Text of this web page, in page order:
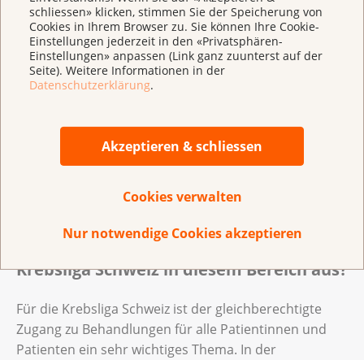
schliessen» klicken, stimmen Sie der Speicherung von
Cookies in Ihrem Browser zu. Sie können Ihre Cookie-
Einstellungen jederzeit in den «Privatsphären-
Einstellungen» anpassen (Link ganz zuunterst auf der
Seite). Weitere Informationen in der
Datenschutzerklärung.
Akzeptieren & schliessen
Cookies verwalten
Nur notwendige Cookies akzeptieren
Vorgehen, wenn meine Krankenversicherung sich weigert, meine
Behandlung zu vergüten
Vorgehen, wenn meine Krankenversicherung
sich weigert, meine Behandlung zu vergüten
Wie sieht die Unterstützung der
Krebsliga Schweiz in diesem Bereich aus?
Für die Krebsliga Schweiz ist der gleichberechtigte
Zugang zu Behandlungen für alle Patientinnen und
Patienten ein sehr wichtiges Thema. In der